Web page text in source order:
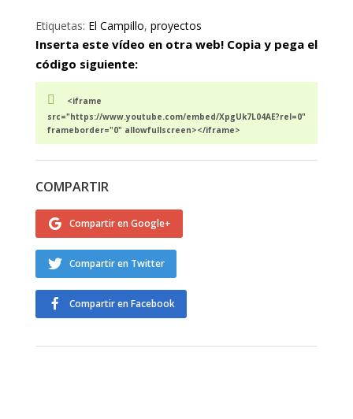
Etiquetas: El Campillo, proyectos
Inserta este vídeo en otra web! Copia y pega el
código siguiente:
<iframe
src="https://www.youtube.com/embed/XpgUk7L04AE?rel=0"
frameborder="0" allowfullscreen></iframe>
COMPARTIR
Compartir en Google+
Compartir en Twitter
Compartir en Facebook